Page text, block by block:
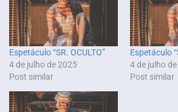
Espetáculo “SR. OCULTO”
4 de julho de 2025
Post similar
Espetáculo
4 de julho
Post similar